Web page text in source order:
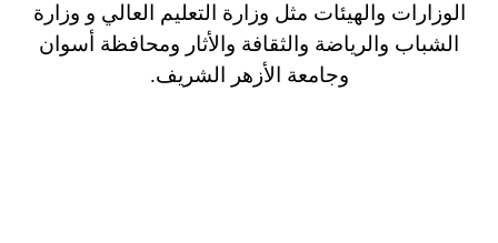
الوزارات والهيئات مثل وزارة التعليم العالي و وزارة
الشباب والرياضة والثقافة والأثار ومحافظة أسوان
وجامعة الأزهر الشريف.